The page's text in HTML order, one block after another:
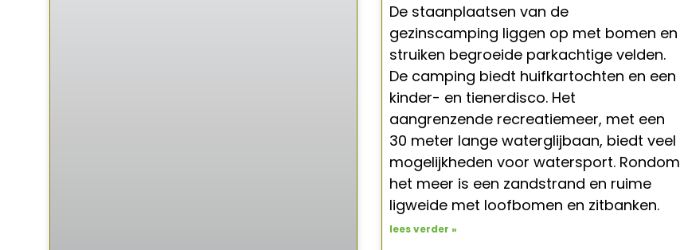
De staanplaatsen van de
gezinscamping liggen op met bomen en
struiken begroeide parkachtige velden.
De camping biedt huifkartochten en een
kinder- en tienerdisco. Het
aangrenzende recreatiemeer, met een
30 meter lange waterglijbaan, biedt veel
mogelijkheden voor watersport. Rondom
het meer is een zandstrand en ruime
ligweide met loofbomen en zitbanken.
lees verder »